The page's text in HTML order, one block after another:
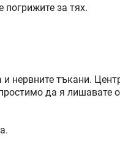
погрижите за тях.
нервните тъкани.
да я лишавате